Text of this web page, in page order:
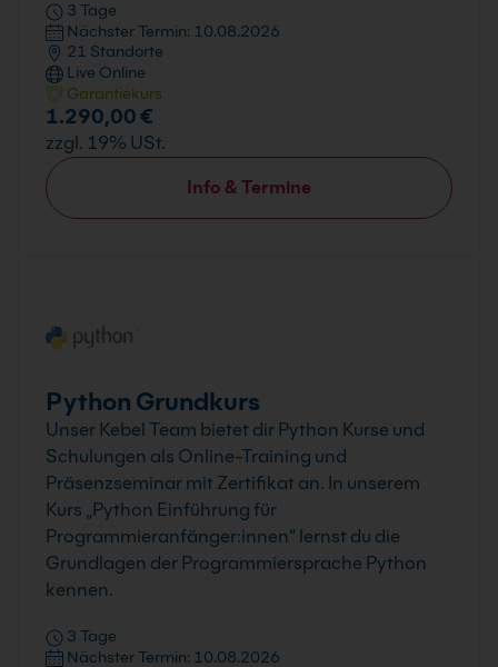
3 Tage
Nächster Termin: 10.08.2026
21 Standorte
Live Online
Garantiekurs
Info & Termine
1.290,00 €
zzgl. 19% USt.
Python Grundkurs
Unser Kebel Team bietet dir Python Kurse und
Schulungen als Online-Training und
Präsenzseminar mit Zertifikat an. In unserem
Kurs „Python Einführung für
Programmieranfänger:innen“ lernst du die
Grundlagen der Programmiersprache Python
kennen.
3 Tage
Nächster Termin: 10.08.2026